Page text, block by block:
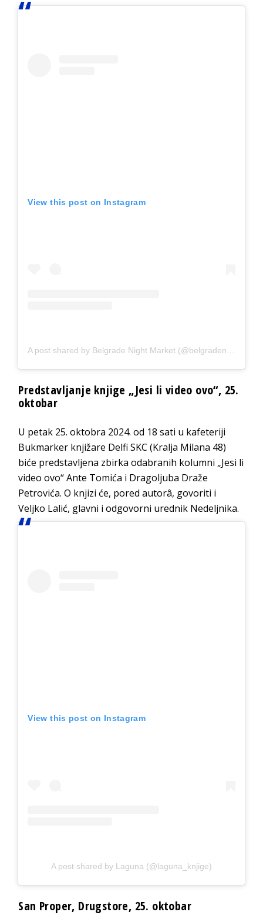
View this post on Instagram
A post shared by Belgrade Night Market (@belgradenightmarket)
Predstavljanje knjige „Jesi li video ovo“, 25.
oktobar
U petak 25. oktobra 2024. od 18 sati u kafeteriji
Bukmarker knjižare Delfi SKC (Kralja Milana 48)
biće predstavljena zbirka odabranih kolumni „Jesi li
video ovo“ Ante Tomića i Dragoljuba Draže
Petrovića. O knjizi će, pored autorâ, govoriti i
Veljko Lalić, glavni i odgovorni urednik Nedeljnika.
View this post on Instagram
A post shared by Laguna (@laguna_knjige)
San Proper, Drugstore, 25. oktobar